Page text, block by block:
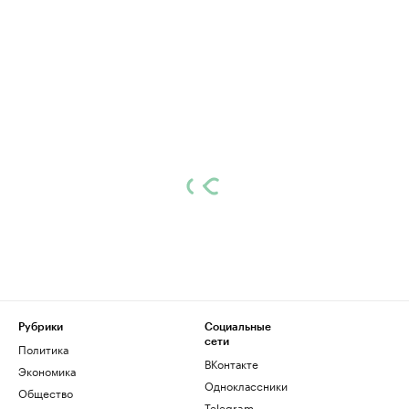
Рубрики
Политика
Экономика
Общество
Социальные
сети
ВКонтакте
Одноклассники